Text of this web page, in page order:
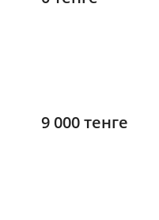
9 000 тенге